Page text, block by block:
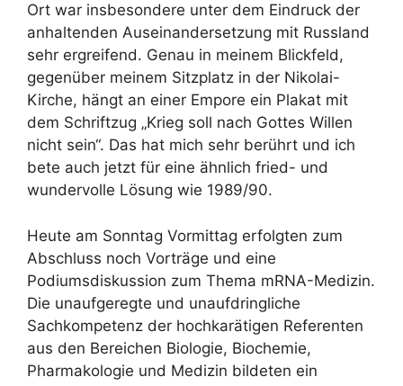
Ort war insbesondere unter dem Eindruck der
anhaltenden Auseinandersetzung mit Russland
sehr ergreifend. Genau in meinem Blickfeld,
gegenüber meinem Sitzplatz in der Nikolai-
Kirche, hängt an einer Empore ein Plakat mit
dem Schriftzug „Krieg soll nach Gottes Willen
nicht sein“. Das hat mich sehr berührt und ich
bete auch jetzt für eine ähnlich fried- und
wundervolle Lösung wie 1989/90.
Heute am Sonntag Vormittag erfolgten zum
Abschluss noch Vorträge und eine
Podiumsdiskussion zum Thema mRNA-Medizin.
Die unaufgeregte und unaufdringliche
Sachkompetenz der hochkarätigen Referenten
aus den Bereichen Biologie, Biochemie,
Pharmakologie und Medizin bildeten ein